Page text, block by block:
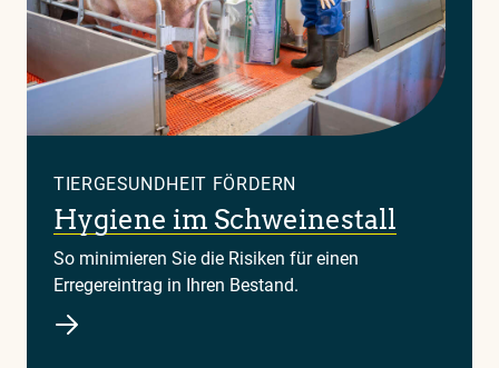
TIERGESUNDHEIT FÖRDERN
Hygiene im Schweinestall
So minimieren Sie die Risiken für einen
Erregereintrag in Ihren Bestand.